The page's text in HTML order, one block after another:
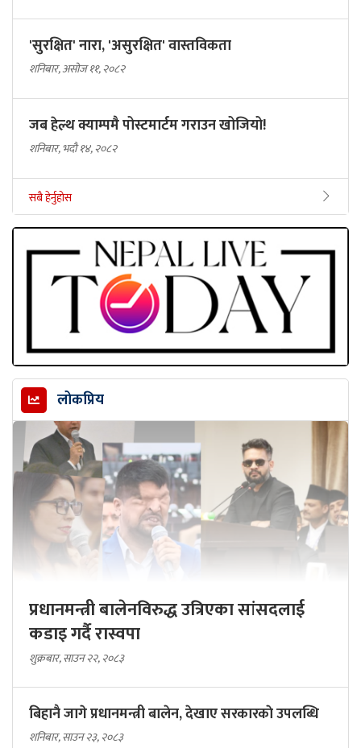
'सुरक्षित' नारा, 'असुरक्षित' वास्तविकता
शनिबार, असोज ११, २०८२
जब हेल्थ क्याम्पमै पोस्टमार्टम गराउन खोजियो!
शनिबार, भदौ १४, २०८२
सबै हेर्नुहोस
लोकप्रिय
प्रधानमन्त्री बालेनविरुद्ध उत्रिएका सांसदलाई
कडाइ गर्दै रास्वपा
शुक्रबार, साउन २२, २०८३
बिहानै जागे प्रधानमन्त्री बालेन, देखाए सरकारकाे उपलब्धि
शनिबार, साउन २३, २०८३